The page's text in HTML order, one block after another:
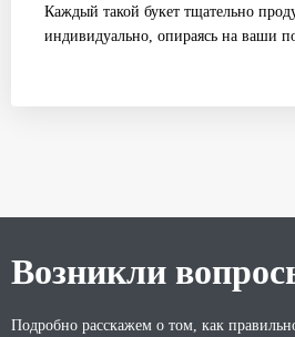
Каждый такой букет тщательно
индивидуально, опираясь на ваши
Возникли
Подробно расскажем о том, как